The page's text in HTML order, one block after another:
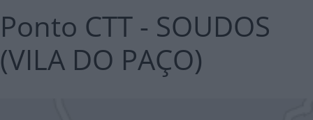
Ponto CTT - SOUDOS
(VILA DO PAÇO)